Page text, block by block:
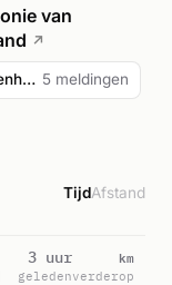
van
↗
DHL-bus te water Antonie van Leeuwenhoekstraat 5 meldingen
TijdAfstand
3 uur
geleden
km
verderop